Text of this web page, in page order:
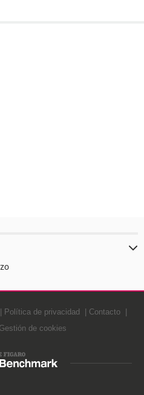
Política de privacidad
Contacto
Gestión de cookies